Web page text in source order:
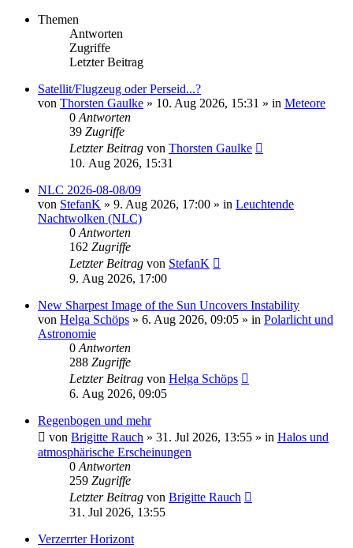
Themen
Antworten
Zugriffe
Letzter Beitrag
Satellit/Flugzeug oder Perseid...?
von Thorsten Gaulke » 10. Aug 2026, 15:31 » in Meteore
0 Antworten
39 Zugriffe
Letzter Beitrag von Thorsten Gaulke
10. Aug 2026, 15:31
NLC 2026-08-08/09
von StefanK » 9. Aug 2026, 17:00 » in Leuchtende
Nachtwolken (NLC)
0 Antworten
162 Zugriffe
Letzter Beitrag von StefanK
9. Aug 2026, 17:00
New Sharpest Image of the Sun Uncovers Instability
von Helga Schöps » 6. Aug 2026, 09:05 » in Polarlicht und
Astronomie
0 Antworten
288 Zugriffe
Letzter Beitrag von Helga Schöps
6. Aug 2026, 09:05
Regenbogen und mehr
von Brigitte Rauch » 31. Jul 2026, 13:55 » in Halos und
atmosphärische Erscheinungen
0 Antworten
259 Zugriffe
Letzter Beitrag von Brigitte Rauch
31. Jul 2026, 13:55
Verzerrter Horizont